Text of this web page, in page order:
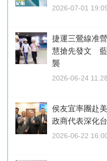
2026-07-01
捷運三鶯線准
慧搶先發文 藍
襲
2026-06-24 11:28
侯友宜率團赴
政商代表深化
2026-06-22